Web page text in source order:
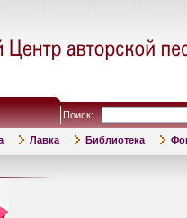
Поиск:
Лавка Библиотека